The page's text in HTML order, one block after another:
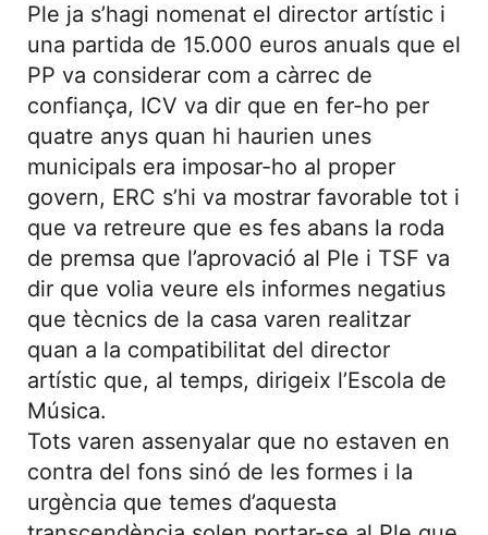
Ple ja s’hagi nomenat el director artístic i
una partida de 15.000 euros anuals que el
PP va considerar com a càrrec de
confiança, ICV va dir que en fer-ho per
quatre anys quan hi haurien unes
municipals era imposar-ho al proper
govern, ERC s’hi va mostrar favorable tot i
que va retreure que es fes abans la roda
de premsa que l’aprovació al Ple i TSF va
dir que volia veure els informes negatius
que tècnics de la casa varen realitzar
quan a la compatibilitat del director
artístic que, al temps, dirigeix l’Escola de
Música.
Tots varen assenyalar que no estaven en
contra del fons sinó de les formes i la
urgència que temes d’aquesta